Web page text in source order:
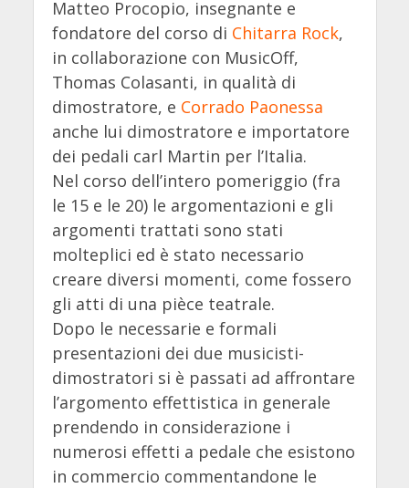
Matteo Procopio, insegnante e
fondatore del corso di Chitarra Rock,
in collaborazione con MusicOff,
Thomas Colasanti, in qualità di
dimostratore, e Corrado Paonessa
anche lui dimostratore e importatore
dei pedali carl Martin per l’Italia.
Nel corso dell’intero pomeriggio (fra
le 15 e le 20) le argomentazioni e gli
argomenti trattati sono stati
molteplici ed è stato necessario
creare diversi momenti, come fossero
gli atti di una pièce teatrale.
Dopo le necessarie e formali
presentazioni dei due musicisti-
dimostratori si è passati ad affrontare
l’argomento effettistica in generale
prendendo in considerazione i
numerosi effetti a pedale che esistono
in commercio commentandone le